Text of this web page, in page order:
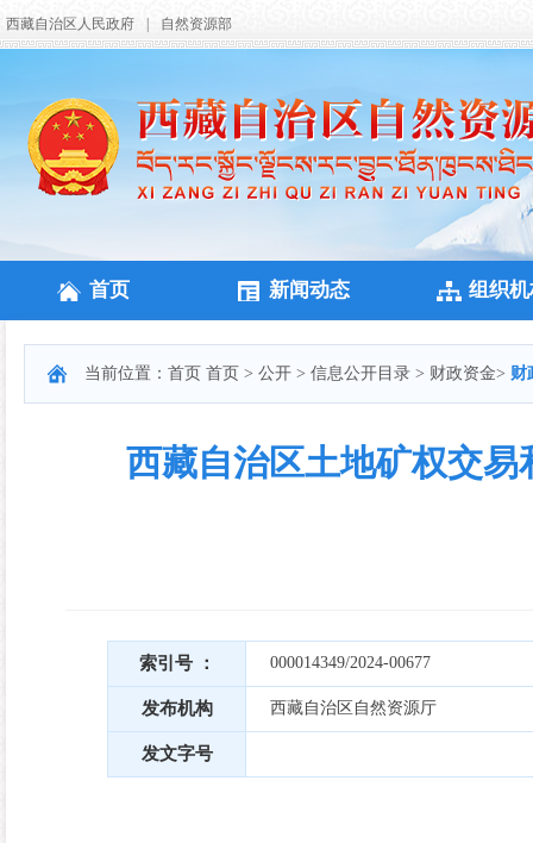
西藏自治区人民政府 自然资源部
首页 新闻动态 组织
当前位置： 首页 首页 > 公开 > 信息公开目录 > 财政资金> 财
西藏自治区土地矿权交易
索引号 ： 000014349/2024-00677
发布机构 西藏自治区自然资源厅
发文字号